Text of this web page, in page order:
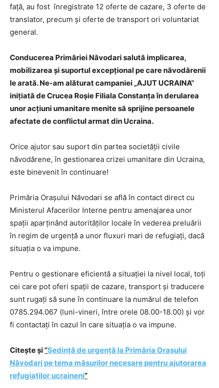
față, au fost înregistrate 12 oferte de cazare, 3 oferte de
translator, precum și oferte de transport ori voluntariat
general.
Conducerea Primăriei Năvodari salută implicarea,
mobilizarea și suportul excepțional pe care năvodărenii
le arată. Ne-am alăturat campaniei „AJUT UCRAINA”
inițiată de Crucea Roșie Filiala Constanța în derularea
unor acțiuni umanitare menite să sprijine persoanele
afectate de conflictul armat din Ucraina.
Orice ajutor sau suport din partea societății civile
năvodărene, în gestionarea crizei umanitare din Ucraina,
este binevenit în continuare!
Primăria Orașului Năvodari se află în contact direct cu
Ministerul Afacerilor Interne pentru amenajarea unor
spații aparținând autorităților locale în vederea preluării
în regim de urgență a unor fluxuri mari de refugiați, dacă
situația o va impune.
Pentru o gestionare eficientă a situației la nivel local, toți
cei care pot oferi spații de cazare, transport și traducere
sunt rugați să sune în continuare la numărul de telefon
0785.294.067 (luni-vineri, între orele 08.00-18.00) și vor
fi contactați în cazul în care situația o va impune.
Citește și”Ședință de urgență la Primăria Orașului
Năvodari pe tema măsurilor necesare pentru ajutorarea
refugiaților ucraineni”